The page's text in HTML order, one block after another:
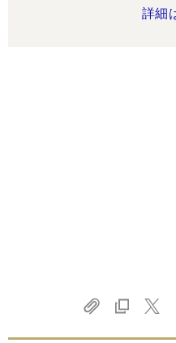
詳細